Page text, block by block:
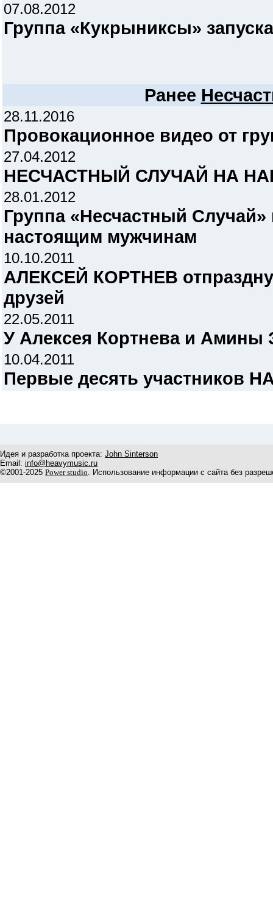
07.08.2012
Группа «Кукрыниксы»
Ранее
28.11.2016
Провокационное видео от
27.04.2012
НЕСЧАСТНЫЙ СЛУЧАЙ НА
28.01.2012
Группа «Несчастный Случай»
настоящим мужчинам
10.10.2011
АЛЕКСЕЙ КОРТНЕВ
друзей
22.05.2011
У Алексея Кортнева и Амины
10.04.2011
Первые десять участников
Идея и разработка проекта: John Sinterson
Email: info@heavymusic.ru
©2001-2025 Power studio. Использование информации с сайта без